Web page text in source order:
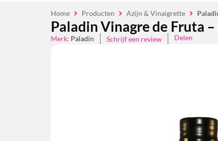
Home Producten Azijn & Vinaigrette
Paladin Vinagre de Fruta
Merk: Paladin Schrijf een review Delen